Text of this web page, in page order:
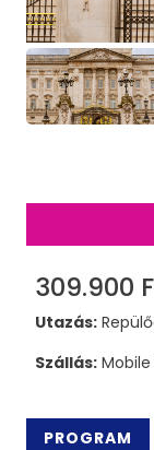
309.900
Utazás:
Szállás:
PROGRAM